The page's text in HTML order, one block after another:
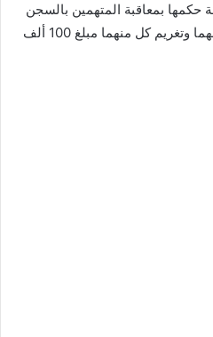
بمعاقبة المتهمين بالسجن
المشدد لمدة 10 سنوات لكل منهما وتغريم كل منهما مبلغ 100 ألف